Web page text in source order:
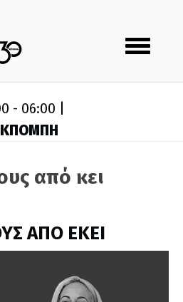
Toggle
navigation
- 06:00 |
από κει
ΑΠΟ ΕΚΕΙ